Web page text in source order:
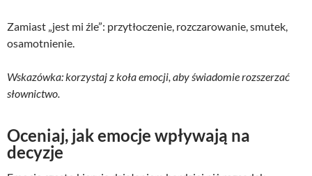
Zamiast „jest mi źle”: przytłoczenie, rozczarowanie, smutek,
osamotnienie.
Wskazówka: korzystaj z koła emocji, aby świadomie rozszerzać
słownictwo.
Oceniaj, jak emocje wpływają na
decyzje